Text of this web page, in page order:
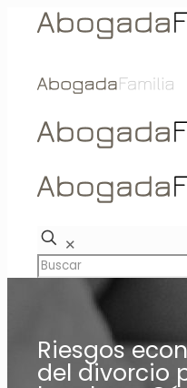
✕
Riesgos
del divorcio